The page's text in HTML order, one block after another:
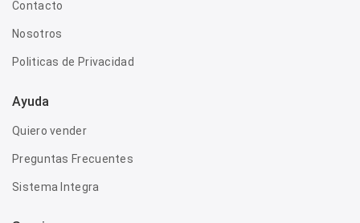
Contacto
Nosotros
Politicas de Privacidad
Ayuda
Quiero vender
Preguntas Frecuentes
Sistema Integra